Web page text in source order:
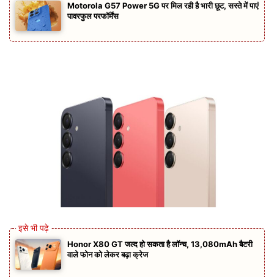
Motorola G57 Power 5G पर मिल रही है भारी छूट, सस्ते में पाएं
पावरफुल परफॉर्मेंस
Honor X80 GT जल्द हो सकता है लॉन्च, 13,080mAh बैटरी
वाले फोन को लेकर बढ़ा क्रेज